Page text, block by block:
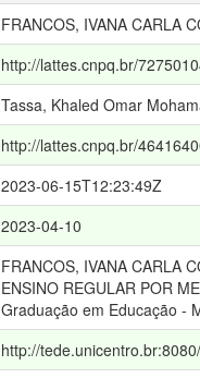
FRANCOS, IVANA CARLA
http://lattes.cnpq.br/
Tassa, Khaled Omar
http://lattes.cnpq.br/
2023-06-15T12:23:49Z
2023-04-10
FRANCOS, IVANA CARLA
ENSINO REGULAR POR
Graduação em Educação -
http://